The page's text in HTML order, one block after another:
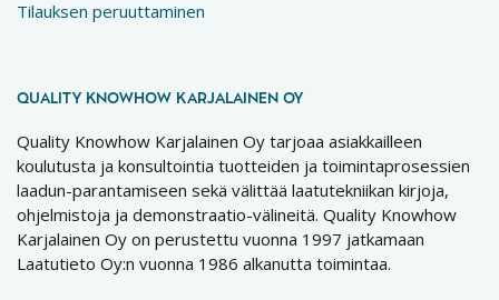
Tilauksen peruuttaminen
QUALITY KNOWHOW KARJALAINEN OY
Quality Knowhow Karjalainen Oy tarjoaa asiakkailleen
koulutusta ja konsultointia tuotteiden ja toimintaprosessien
laadun-parantamiseen sekä välittää laatutekniikan kirjoja,
ohjelmistoja ja demonstraatio-välineitä. Quality Knowhow
Karjalainen Oy on perustettu vuonna 1997 jatkamaan
Laatutieto Oy:n vuonna 1986 alkanutta toimintaa.